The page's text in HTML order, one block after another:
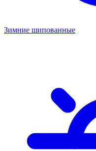
Зимние шипованные